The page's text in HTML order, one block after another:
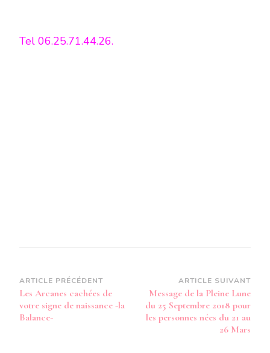
Tel 06.25.71.44.26.
Navigation
d’article
ARTICLE PRÉCÉDENT
Les Arcanes cachées de
votre signe de naissance -la
Balance-
ARTICLE SUIVANT
Message de la Pleine Lune
du 25 Septembre 2018 pour
les personnes nées du 21 au
26 Mars